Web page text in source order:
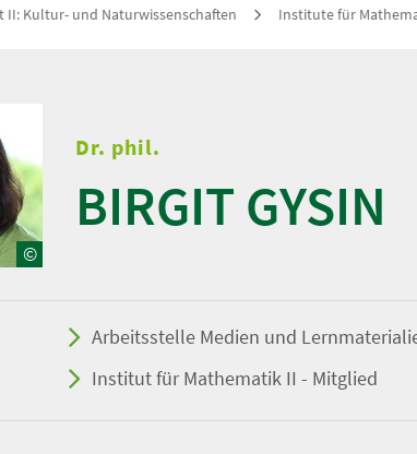
II: Kultur- und Naturwissenschaften Institute für
©
Dr. phil.
BIRGIT GYSIN
Arbeitsstelle Medien und
Institut für Mathematik II - Mitglied